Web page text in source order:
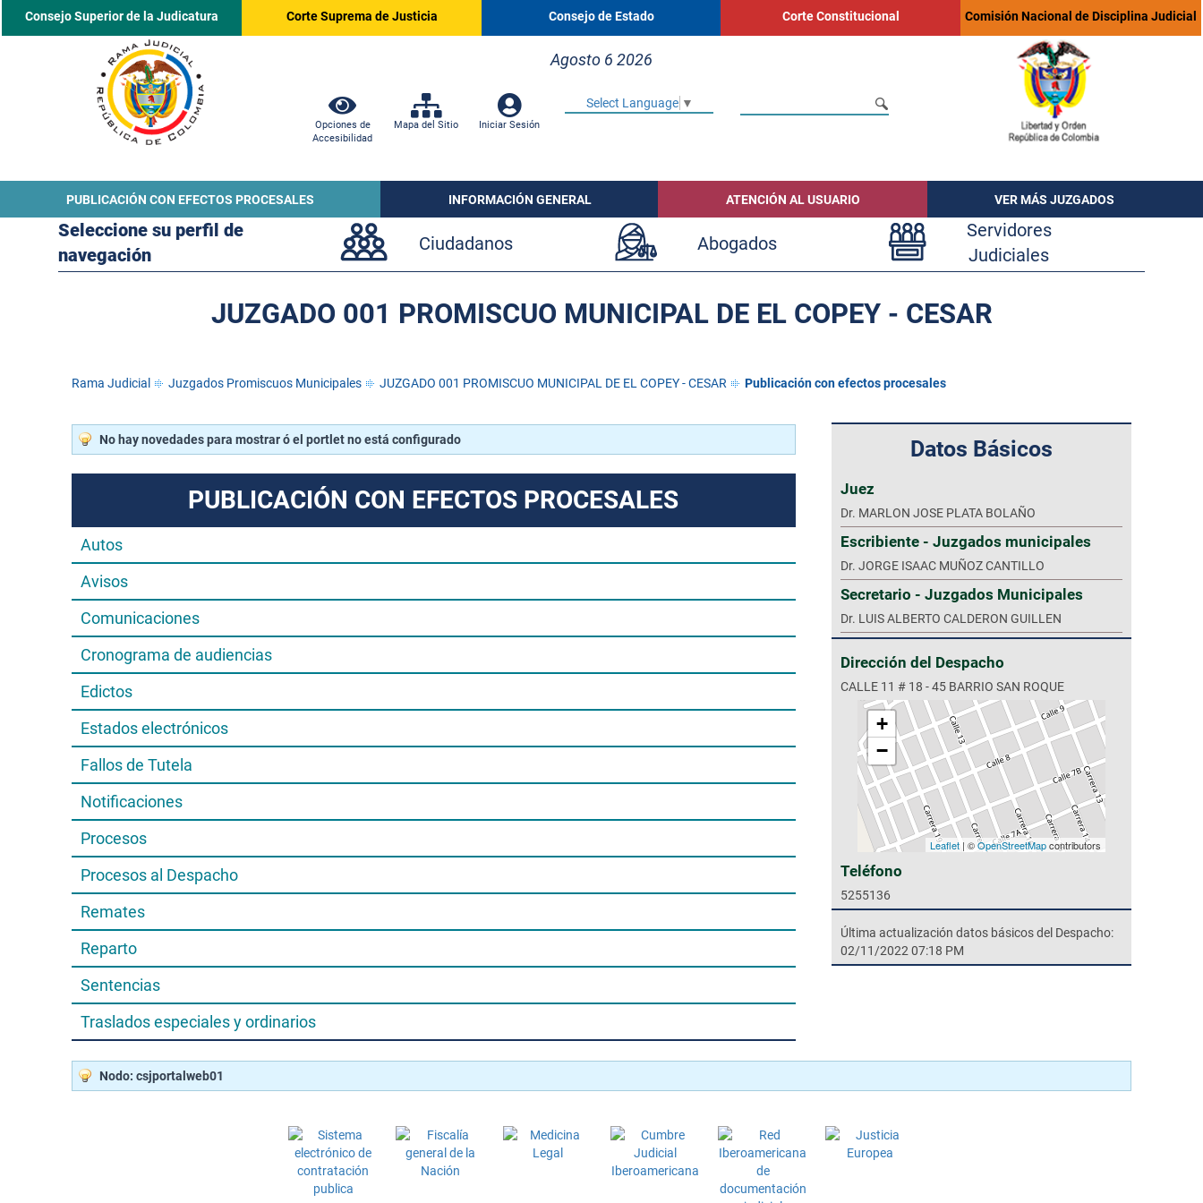
Consejo Superior de la Judicatura Corte Suprema de Justicia Consejo de Estado Corte Constitucional Comisión Nacional de Disciplina Judicial
Agosto 6 2026
Opciones de
Accesibilidad
Mapa del Sitio Iniciar Sesión
Select Language ▼
PUBLICACIÓN CON EFECTOS PROCESALES INFORMACIÓN GENERAL ATENCIÓN AL USUARIO VER MÁS JUZGADOS
Seleccione su perfil de
navegación
Ciudadanos Abogados
Servidores
Judiciales
JUZGADO 001 PROMISCUO MUNICIPAL DE EL COPEY - CESAR
Rama Judicial Juzgados Promiscuos Municipales JUZGADO 001 PROMISCUO MUNICIPAL DE EL COPEY - CESAR Publicación con efectos procesales
No hay novedades para mostrar ó el portlet no está configurado
PUBLICACIÓN CON EFECTOS PROCESALES
Autos
Avisos
Comunicaciones
Cronograma de audiencias
Edictos
Estados electrónicos
Fallos de Tutela
Notificaciones
Procesos
Procesos al Despacho
Remates
Reparto
Sentencias
Traslados especiales y ordinarios
Datos Básicos
Juez
Dr. MARLON JOSE PLATA BOLAÑO
Escribiente - Juzgados municipales
Dr. JORGE ISAAC MUÑOZ CANTILLO
Secretario - Juzgados Municipales
Dr. LUIS ALBERTO CALDERON GUILLEN
Dirección del Despacho
CALLE 11 # 18 - 45 BARRIO SAN ROQUE
+
−
Leaflet | ©OpenStreetMapcontributors
Teléfono
5255136
Última actualización datos básicos del Despacho:
02/11/2022 07:18 PM
Nodo: csjportalweb01